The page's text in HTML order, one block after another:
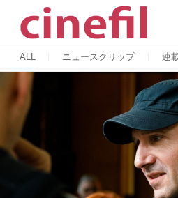
ALL ニュースクリップ 連